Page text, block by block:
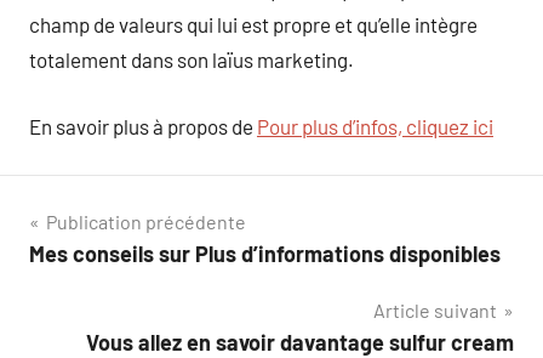
champ de valeurs qui lui est propre et qu’elle intègre
totalement dans son laïus marketing.
En savoir plus à propos de Pour plus d’infos, cliquez ici
Navigation
de
Publication précédente
Mes conseils sur Plus d’informations disponibles
Article suivant
Vous allez en savoir davantage sulfur cream